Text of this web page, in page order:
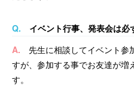
Q. イベント行事、発表会は必
A. 先生に相談してイベント参
すが、参加する事でお友達が増
す。